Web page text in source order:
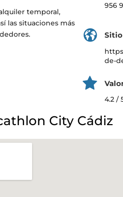
temporal,
las situaciones más
956
de-
4.2 /
City Cádiz